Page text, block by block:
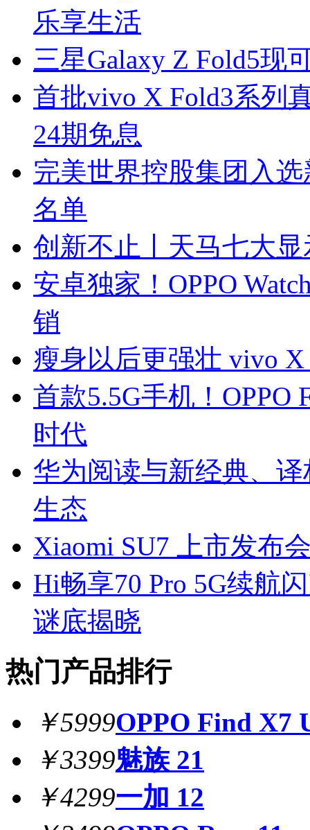
乐享生活
三星Galaxy Z Fold5现
首批vivo X Fold3系列
24期免息
完美世界控股集团入
名单
创新不止丨天马七大
安卓独家！OPPO
销
瘦身以后更强壮 vivo
首款5.5G手机！OPPO
时代
华为阅读与新经典、
生态
Xiaomi SU7 上市发布
Hi畅享70 Pro 5G续航
谜底揭晓
热门产品排行
￥5999OPPO Find X7
￥3399魅族 21
￥4299一加 12